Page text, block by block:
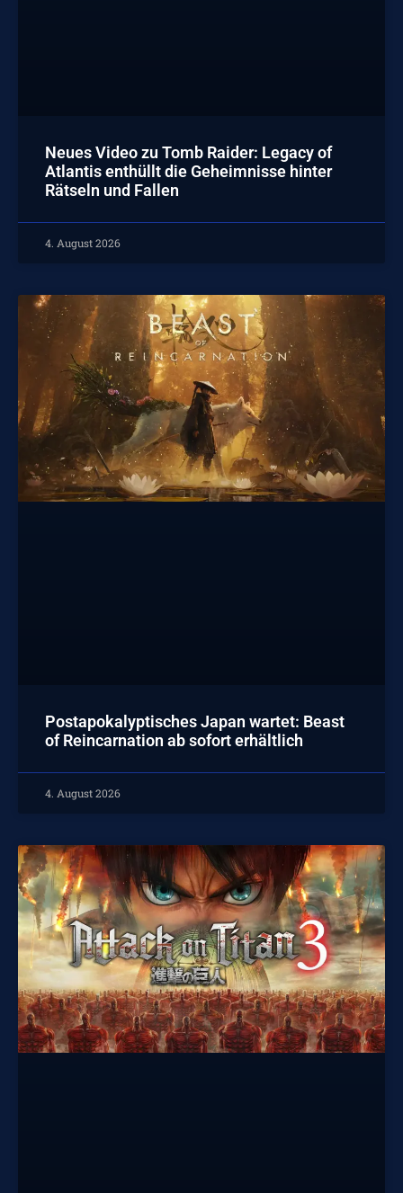
Neues Video zu Tomb Raider: Legacy of
Atlantis enthüllt die Geheimnisse hinter
Rätseln und Fallen
4. August 2026
Postapokalyptisches Japan wartet: Beast
of Reincarnation ab sofort erhältlich
4. August 2026